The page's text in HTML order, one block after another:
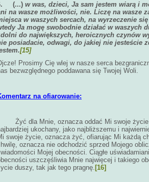
(...) w was, dzieci, Ja sam jestem wiarą i
na wasze możliwości, nie. Liczę na wasze
w waszych sercach, na wyrzeczenie
Ja mogę swobodnie działać w waszych
do największych, heroicznych czynów
posiadacie, odwagi, do jakiej nie jesteście
[15]
Prosimy Cię wlej w nasze serca
bezwzględnego poddawana się Twojej Woli.
na ofiarowanie:
Żyć dla Mnie, oznacza oddać Mi swoje
ukochany, jako najbliższemu i
swoje życie, oznacza żyć, ofiarując Mi każdą
oznacza nie odchodzić sprzed Mojego
Mojej obecności. Ciągłe
uszczęśliwia Mnie najwięcej i takiego
duszy, tak jak tego pragnę. [16]